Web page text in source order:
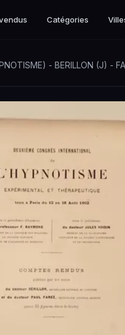
Catégories
- BERILLON (J) -